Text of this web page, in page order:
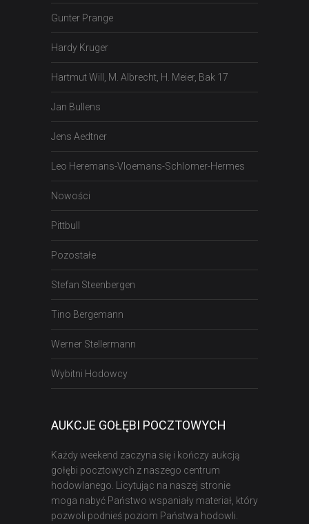
Gunter Prange
Hardy Kruger
Hartmut Will, M. Albrecht, H. Meier, Bak 17
Jan Bullens
Jens Aedtner
Leo Heremans-Vloemans-Schlomer-Hermes
Nowości
Pittbull
Pozostałe
Stefan Steenbergen
Tino Bergemann
Werner Stellermann
Wybitni Hodowcy
AUKCJE GOŁĘBI POCZTOWYCH
Każdy weekend zaczyna się i kończy aukcją
gołębi pocztowych z naszego centrum
hodowlanego. Licytując na naszej stronie
moga nabyć Państwo wspaniały materiał, który
pozwoli podnieś poziom Państwa hodowli.